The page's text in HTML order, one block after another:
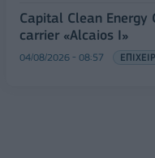
Capital Clean Energy
carrier «Alcaios I»
04/08/2026 - 08:57